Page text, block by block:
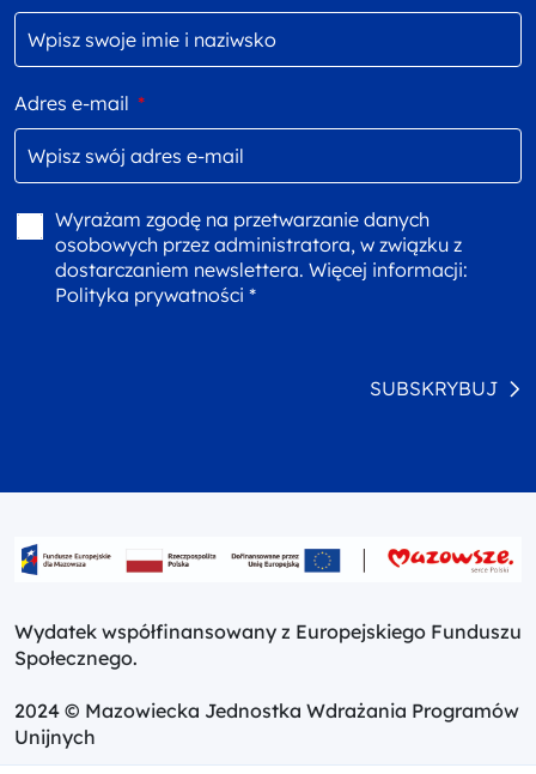
Adres e-mail *
Wyrażam zgodę na przetwarzanie danych
osobowych przez administratora, w związku z
dostarczaniem newslettera. Więcej informacji:
Polityka prywatności *
SUBSKRYBUJ
Wydatek współfinansowany z Europejskiego Funduszu
Społecznego.
2024 © Mazowiecka Jednostka Wdrażania Programów
Unijnych